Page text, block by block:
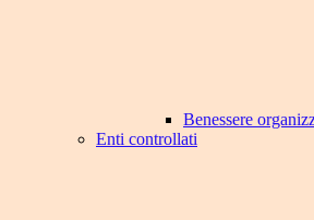
Benessere
Enti controllati